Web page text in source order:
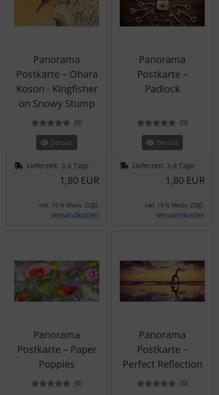
Panorama
Postkarte – Ohara
Koson - Kingfisher
on Snowy Stump
(0Bewertungen
)
Details
Lieferzeit: 3-4 Tage
1,80 EUR
inkl. 19 % MwSt. zzgl.
Versandkosten
Panorama
Postkarte –
Padlock
(0)
Details
Lieferzeit: 3-4 Tage
1,80 EUR
inkl. 19 % MwSt. zzgl.
Versandkosten
Panorama
Postkarte – Paper
Poppies
(0Bewertungen
)
Panorama
Postkarte –
Perfect Reflection
(0)